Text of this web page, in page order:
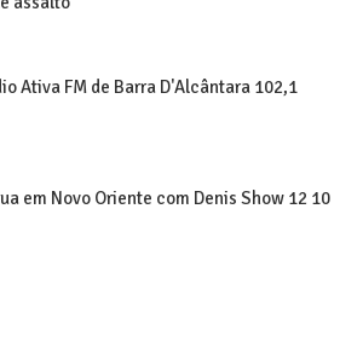
Ativa FM de Barra D'Alcântara 102,1
em Novo Oriente com Denis Show 12 10